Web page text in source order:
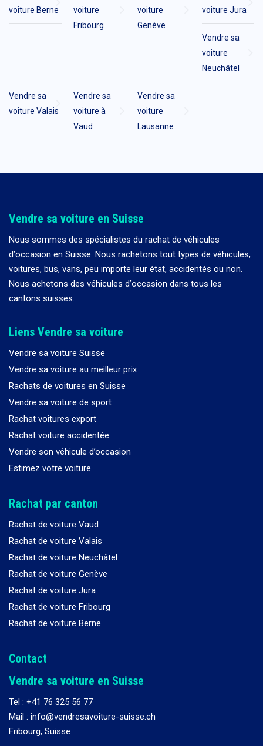
voiture Berne
voiture
Fribourg
voiture
Genève
voiture Jura
Vendre sa
voiture
Neuchâtel
Vendre sa
voiture Valais
Vendre sa
voiture à
Vaud
Vendre sa
voiture
Lausanne
Vendre sa voiture en Suisse
Nous sommes des spécialistes du rachat de véhicules
d’occasion en Suisse. Nous rachetons tout types de véhicules,
voitures, bus, vans, peu importe leur état, accidentés ou non.
Nous achetons des véhicules d’occasion dans tous les
cantons suisses.
Liens Vendre sa voiture
Vendre sa voiture Suisse
Vendre sa voiture au meilleur prix
Rachats de voitures en Suisse
Vendre sa voiture de sport
Rachat voitures export
Rachat voiture accidentée
Vendre son véhicule d’occasion
Estimez votre voiture
Rachat par canton
Rachat de voiture Vaud
Rachat de voiture Valais
Rachat de voiture Neuchâtel
Rachat de voiture Genève
Rachat de voiture Jura
Rachat de voiture Fribourg
Rachat de voiture Berne
Contact
Vendre sa voiture en Suisse
Tel : +41 76 325 56 77
Mail : info@vendresavoiture-suisse.ch
Fribourg, Suisse